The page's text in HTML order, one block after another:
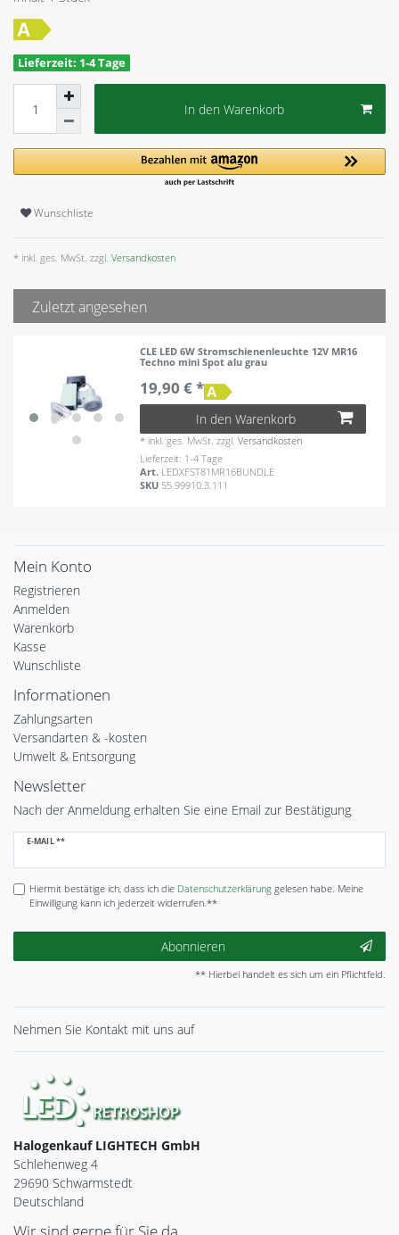
Lieferzeit: 1-4 Tage
In den Warenkorb
Wunschliste
* inkl. ges. MwSt. zzgl. Versandkosten
Zuletzt angesehen
CLE LED 6W Stromschienenleuchte 12V MR16
Techno mini Spot alu grau
19,90 € *
In den Warenkorb
* inkl. ges. MwSt. zzgl.Versandkosten
Lieferzeit: 1-4 Tage
Art. LEDXFST81MR16BUNDLE
SKU 55.99910.3.111
Mein Konto
Registrieren
Anmelden
Warenkorb
Kasse
Wunschliste
Informationen
Zahlungsarten
Versandarten & -kosten
Umwelt & Entsorgung
Newsletter
Nach der Anmeldung erhalten Sie eine Email zur Bestätigung
E-MAIL **
Newsletter
Hiermit bestätige ich, dass ich die Daten­schutz­erklärunggelesen habe. Meine
Einwilligung kann ich jederzeit widerrufen.**
Abonnieren
** Hierbei handelt es sich um ein Pflichtfeld.
Nehmen Sie Kontakt mit uns auf
Halogenkauf LIGHTECH GmbH
Schlehenweg 4
29690 Schwarmstedt
Deutschland